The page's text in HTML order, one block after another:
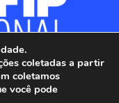
coletadas a partir
coletamos
você pode